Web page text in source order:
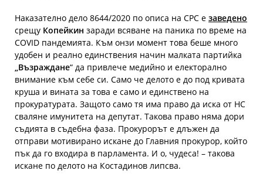
Наказателно дело 8644/2020 по описа на СРС е заведено
срещу Копейкин заради всяване на паника по време на
COVID пандемията. Към онзи момент това беше много
удобен и реално единствения начин малката партийка
„Възраждане“ да привлече медийно и електорално
внимание към себе си. Само че делото е до под кривата
круша и вината за това е само и единствено на
прокуратурата. Защото само тя има право да иска от НС
сваляне имунитета на депутат. Такова право няма дори
съдията в съдебна фаза. Прокурорът е длъжен да
отправи мотивирано искане до Главния прокурор, който
пък да го входира в парламента. И о, чудеса! – такова
искане по делото на Костадинов липсва.